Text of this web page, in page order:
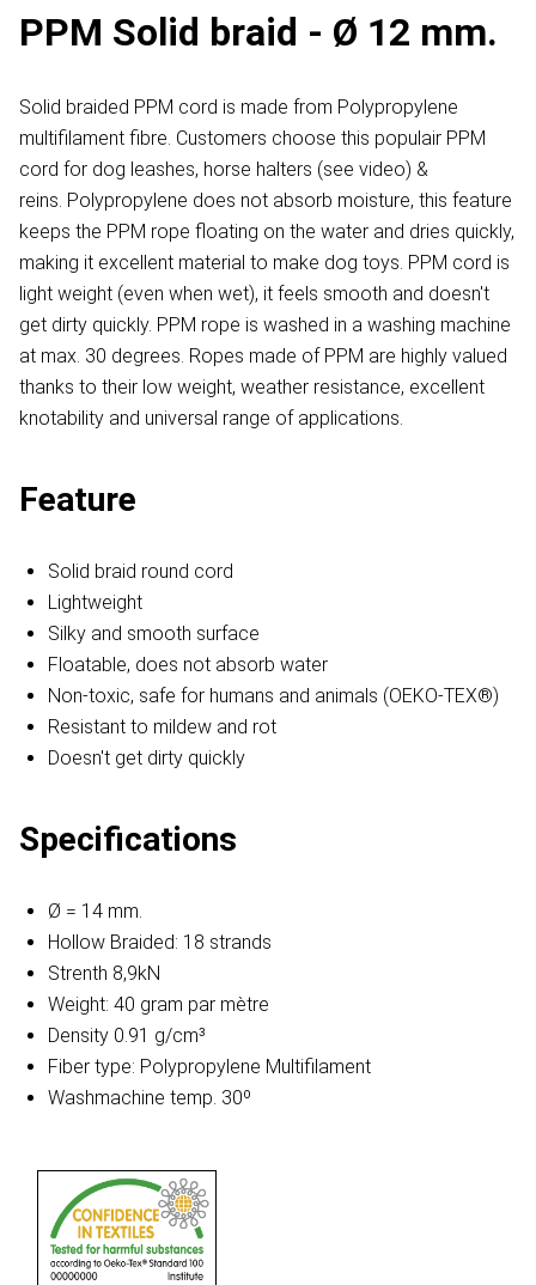
PPM Solid braid - Ø 12 mm.
Solid braided PPM cord is made from Polypropylene
multifilament fibre. Customers choose this populair PPM
cord for dog leashes, horse halters (see video) &
reins. Polypropylene does not absorb moisture, this feature
keeps the PPM rope floating on the water and dries quickly,
making it excellent material to make dog toys. PPM cord is
light weight (even when wet), it feels smooth and doesn't
get dirty quickly. PPM rope is washed in a washing machine
at max. 30 degrees. Ropes made of PPM are highly valued
thanks to their low weight, weather resistance, excellent
knotability and universal range of applications.
Feature
Solid braid round cord
Lightweight
Silky and smooth surface
Floatable, does not absorb water
Non-toxic, safe for humans and animals (OEKO-TEX®)
Resistant to mildew and rot
Doesn't get dirty quickly
Specifications
Ø = 14 mm.
Hollow Braided: 18 strands
Strenth 8,9kN
Weight: 40 gram par mètre
Density 0.91 g/cm³
Fiber type: Polypropylene Multifilament
Washmachine temp. 30º